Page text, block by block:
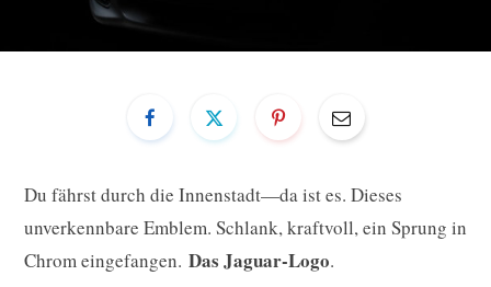
Du fährst durch die Innenstadt—da ist es. Dieses
unverkennbare Emblem. Schlank, kraftvoll, ein Sprung in
Chrom eingefangen. Das Jaguar-Logo.